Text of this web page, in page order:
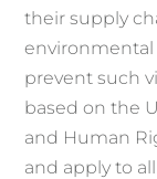
their supply
environmental
prevent such
based on the
and Human
and apply to